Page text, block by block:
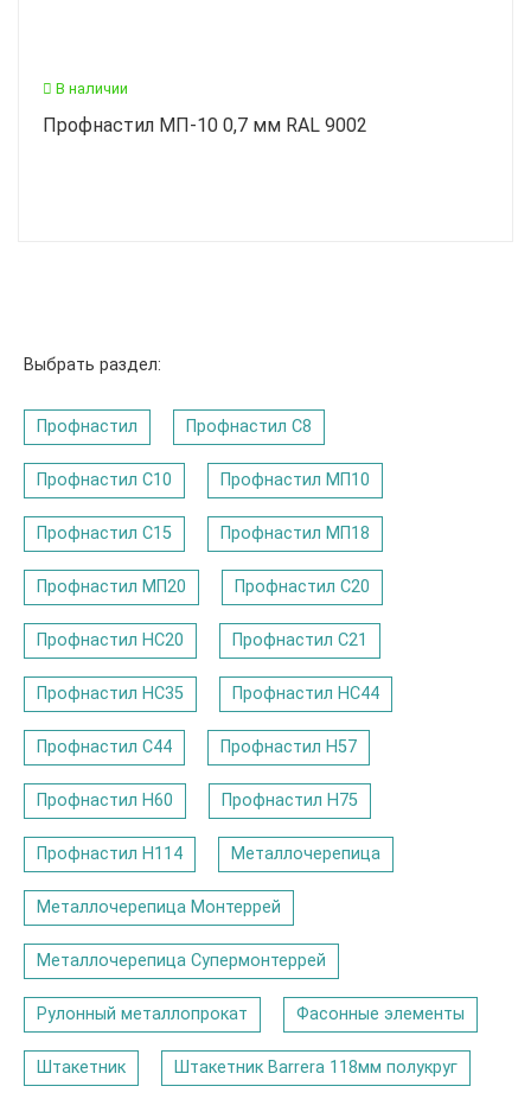
В наличии
Профнастил МП-10 0,7 мм RAL 9002
Выбрать раздел:
Профнастил Профнастил C8
Профнастил С10 Профнастил МП10
Профнастил С15 Профнастил МП18
Профнастил МП20 Профнастил С20
Профнастил НС20 Профнастил С21
Профнастил НС35 Профнастил НС44
Профнастил С44 Профнастил Н57
Профнастил Н60 Профнастил Н75
Профнастил Н114 Металлочерепица
Металлочерепица Монтеррей
Металлочерепица Супермонтеррей
Рулонный металлопрокат Фасонные элементы
Штакетник Штакетник Barrera 118мм полукруг